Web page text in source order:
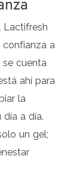
Lactifresh
confianza a
se cuenta
ahí para
la
día a día.
un gel;